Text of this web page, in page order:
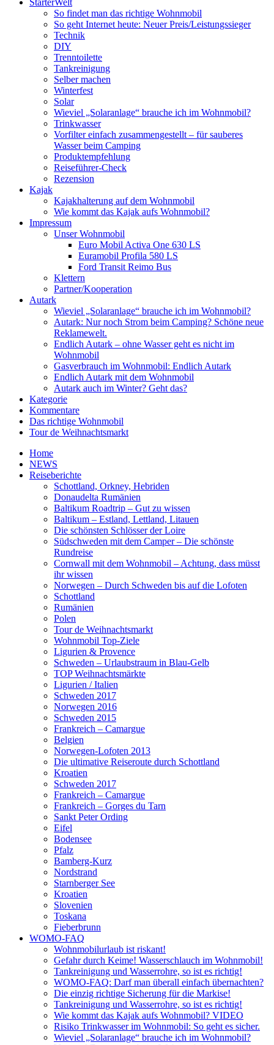
So findet man das richtige Wohnmobil
So geht Internet heute: Neuer Preis/Leistungssieger
Technik
DIY
Trenntoilette
Tankreinigung
Selber machen
Winterfest
Solar
Wieviel „Solaranlage“ brauche ich im Wohnmobil?
Trinkwasser
Vorfilter einfach zusammengestellt – für sauberes
Wasser beim Camping
Produktempfehlung
Reiseführer-Check
Rezension
Kajak
Kajakhalterung auf dem Wohnmobil
Wie kommt das Kajak aufs Wohnmobil?
Impressum
Unser Wohnmobil
Euro Mobil Activa One 630 LS
Euramobil Profila 580 LS
Ford Transit Reimo Bus
Klettern
Partner/Kooperation
Autark
Wieviel „Solaranlage“ brauche ich im Wohnmobil?
Autark: Nur noch Strom beim Camping? Schöne neue
Reklamewelt.
Endlich Autark – ohne Wasser geht es nicht im
Wohnmobil
Gasverbrauch im Wohnmobil: Endlich Autark
Endlich Autark mit dem Wohnmobil
Autark auch im Winter? Geht das?
Kategorie
Kommentare
Das richtige Wohnmobil
Tour de Weihnachtsmarkt
Home
NEWS
Reiseberichte
Schottland, Orkney, Hebriden
Donaudelta Rumänien
Baltikum Roadtrip – Gut zu wissen
Baltikum – Estland, Lettland, Litauen
Die schönsten Schlösser der Loire
Südschweden mit dem Camper – Die schönste
Rundreise
Cornwall mit dem Wohnmobil – Achtung, dass müsst
ihr wissen
Norwegen – Durch Schweden bis auf die Lofoten
Schottland
Rumänien
Polen
Tour de Weihnachtsmarkt
Wohnmobil Top-Ziele
Ligurien & Provence
Schweden – Urlaubstraum in Blau-Gelb
TOP Weihnachtsmärkte
Ligurien / Italien
Schweden 2017
Norwegen 2016
Schweden 2015
Frankreich – Camargue
Belgien
Norwegen-Lofoten 2013
Die ultimative Reiseroute durch Schottland
Kroatien
Schweden 2017
Frankreich – Camargue
Frankreich – Gorges du Tarn
Sankt Peter Ording
Eifel
Bodensee
Pfalz
Bamberg-Kurz
Nordstrand
Starnberger See
Kroatien
Slovenien
Toskana
Fieberbrunn
WOMO-FAQ
Wohnmobilurlaub ist riskant!
Gefahr durch Keime! Wasserschlauch im Wohnmobil!
Tankreinigung und Wasserrohre, so ist es richtig!
WOMO-FAQ: Darf man überall einfach übernachten?
Die einzig richtige Sicherung für die Markise!
Tankreinigung und Wasserrohre, so ist es richtig!
Wie kommt das Kajak aufs Wohnmobil? VIDEO
Risiko Trinkwasser im Wohnmobil: So geht es sicher.
Wieviel „Solaranlage“ brauche ich im Wohnmobil?